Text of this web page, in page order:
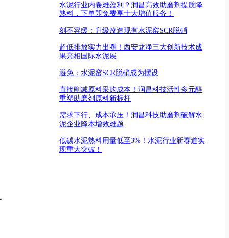
水泥行业内卷难盈利？润昌高效助磨剂提质降
熟料，下单即免费享十大增值服务！
刻不容缓：升级改造现有水泥窑SCR脱硝
超低排放实力出圈！西安龙净三大创新技术成
果亮相国际水泥展
避免：水泥窑SCR脱硝成为摆设
直接削减原料采购成本！润昌科技活性多元醇
重塑助磨剂原料新标杆
需求下行、成本承压！润昌科技助磨剂破解水
泥企业降本增效难题
低碳水泥熟料用量低至3%！水泥行业新赛道实
现重大突破！